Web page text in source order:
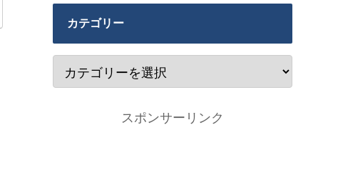
カテゴリー
スポンサーリンク